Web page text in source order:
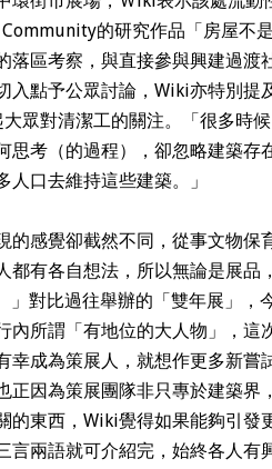
Community的研究作品「房屋
落區考察，與直接參與興建過渡
入點予公眾討論，Wiki亦特別提
眾對清潔工的關注。「很多時
思考（的過程），卻忽略建築存
口去維持這些建築。」
的感覺卻截然不同，從事文物保
都有各自想法，所以無論是展品
」對比過往舉辦的「雙年展」，
內所謂「有地位的大人物」，
幸成為策展人，就想作更多新嘗
正因為策展團隊非只專於建築界
的東西，Wiki覺得如果能夠引發
言兩語就可介紹完，始終各人有